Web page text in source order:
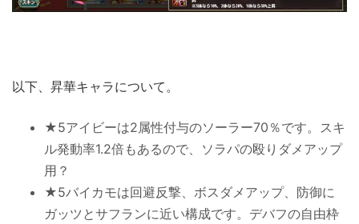
以下、昇華キャラについて。
★5アイビーは2属性付与のソーラー70％です。スキ
ル発動率1.2倍もあるので、ソラパの殴りダメアップ
用？
★5バイカモは回避反撃、ボスダメアップ、防御に
ガッツとサフランに近い構成です。デバフの自由枠